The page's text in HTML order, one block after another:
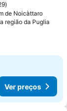
de Noicàttaro
região da Puglia
Ver preços